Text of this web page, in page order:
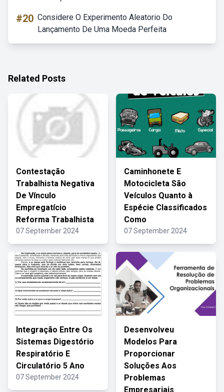
#20 Considere O Experimento Aleatorio Do
Lançamento De Uma Moeda Perfeita
Related Posts
Contestação
Trabalhista Negativa
De Vínculo
Empregatício
Reforma Trabalhista
07 September 2024
Caminhonete E
Motocicleta São
Veículos Quanto à
Espécie Classificados
Como
07 September 2024
Integração Entre Os
Sistemas Digestório
Respiratório E
Circulatório 5 Ano
07 September 2024
Desenvolveu
Modelos Para
Proporcionar
Soluções Aos
Problemas
Empresariais